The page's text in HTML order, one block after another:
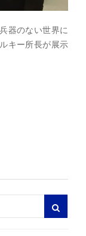
器のない世界に
キー所長が展示